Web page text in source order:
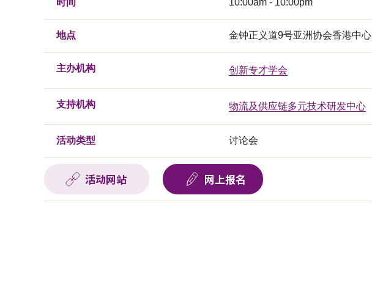
时间 10:00am - 10:00pm
地点 金钟正义道9号亚洲协会香港中心
主办机构 创新专才学会
支持机构 物流及供应链多元技术研发中心
活动类型 讨论会
活动网站 网上报名